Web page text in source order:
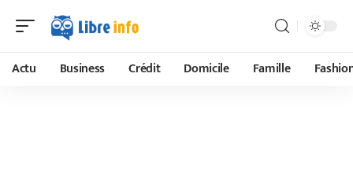
Actu Business Crédit Domicile Famille